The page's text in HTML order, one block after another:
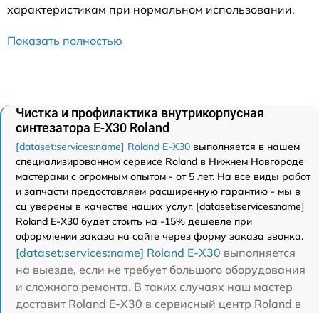
характеристикам при нормальном использовании.
Показать полностью
Чистка и профилактика внутрикорпусная
синтезатора E-X30 Roland
[dataset:services:name] Roland E-X30 выполняется в нашем
специализированном сервисе Roland в Нижнем Новгороде
мастерами с огромным опытом - от 5 лет. На все виды работ
и запчасти предоставляем расширенную гарантию - мы в
сц уверены в качестве наших услуг. [dataset:services:name]
Roland E-X30 будет стоить на -15% дешевле при
оформлении заказа на сайте через форму заказа звонка.
[dataset:services:name] Roland E-X30 выполняется
на выезде, если не требует большого оборудования
и сложного ремонта. В таких случаях наш мастер
доставит Roland E-X30 в сервисный центр Roland в